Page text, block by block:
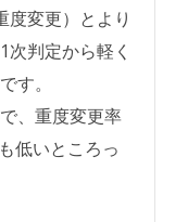
度変更）とより
判定から軽く
す。
、重度変更率
低いところっ